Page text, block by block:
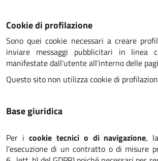
Cookie di profilazione
Sono quei cookie necessari a creare
inviare messaggi pubblicitari in linea
manifestate dall'utente all'interno delle
Questo sito non utilizza cookie di
Base giuridica
Per i cookie tecnici o di navigazione,
l’esecuzione di un contratto o di misure